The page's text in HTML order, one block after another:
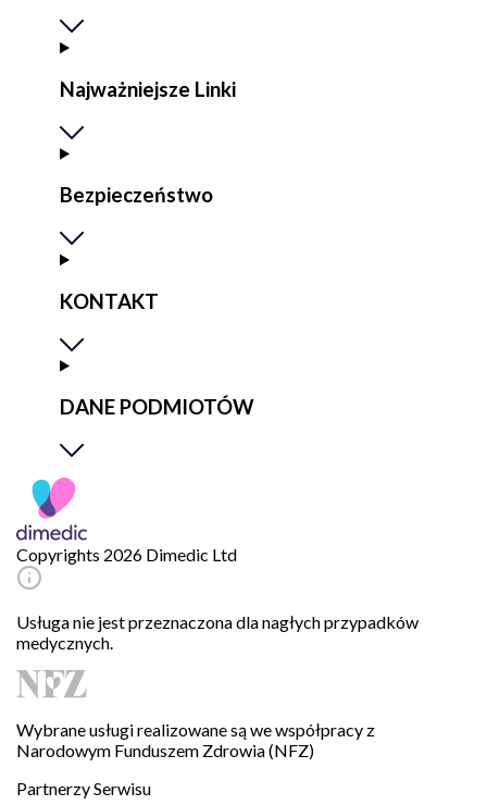
Najważniejsze Linki
Bezpieczeństwo
KONTAKT
DANE PODMIOTÓW
Copyrights 2026 Dimedic Ltd
Usługa nie jest przeznaczona dla nagłych przypadków
medycznych.
Wybrane usługi realizowane są we współpracy z
Narodowym Funduszem Zdrowia (NFZ)
Partnerzy Serwisu